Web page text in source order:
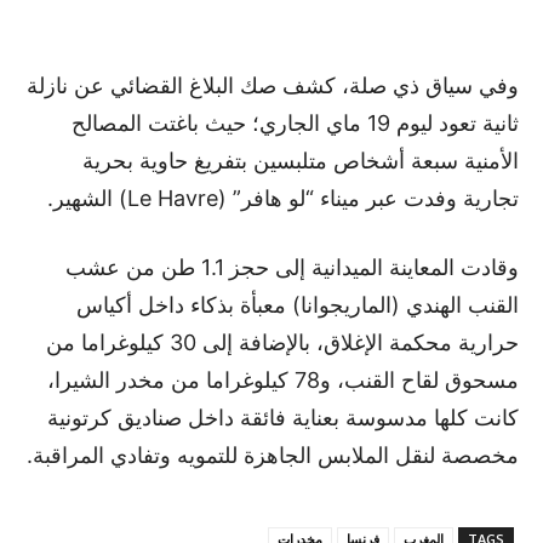
وفي سياق ذي صلة، كشف صك البلاغ القضائي عن نازلة
ثانية تعود ليوم 19 ماي الجاري؛ حيث باغتت المصالح
الأمنية سبعة أشخاص متلبسين بتفريغ حاوية بحرية
تجارية وفدت عبر ميناء “لو هافر” (Le Havre) الشهير.
وقادت المعاينة الميدانية إلى حجز 1.1 طن من عشب
القنب الهندي (الماريجوانا) معبأة بذكاء داخل أكياس
حرارية محكمة الإغلاق، بالإضافة إلى 30 كيلوغراما من
مسحوق لقاح القنب، و78 كيلوغراما من مخدر الشيرا،
كانت كلها مدسوسة بعناية فائقة داخل صناديق كرتونية
مخصصة لنقل الملابس الجاهزة للتمويه وتفادي المراقبة.
TAGS المغرب فرنسا مخدرات